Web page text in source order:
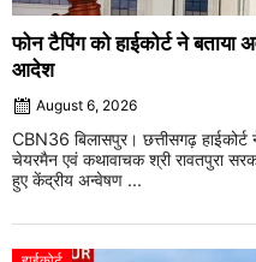
फोन टैपिंग को हाईकोर्ट ने
आदेश
August 6, 2026
CBN36 बिलासपुर। छत्तीसगढ़
चेयरमैन एवं कथावाचक श्री रावतपुरा
हुए केंद्रीय अन्वेषण ...